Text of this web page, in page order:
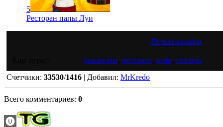
5
Ресторан папы Луи
Играть онлайн
макароны ресторан кафе готовка
Счетчики: 33530/1416 | Добавил: MrKredo
Всего комментариев: 0